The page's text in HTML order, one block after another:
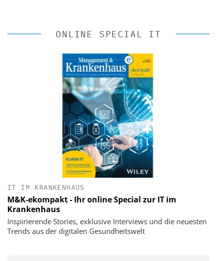
ONLINE SPECIAL IT
IT IM KRANKENHAUS
M&K-ekompakt - Ihr online Special zur IT im
Krankenhaus
Inspirierende Stories, exklusive Interviews und die neuesten
Trends aus der digitalen Gesundheitswelt